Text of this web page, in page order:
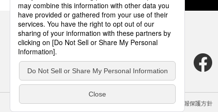
サイトのご利用にあたって クッキーポリシー 個人情報保護方針